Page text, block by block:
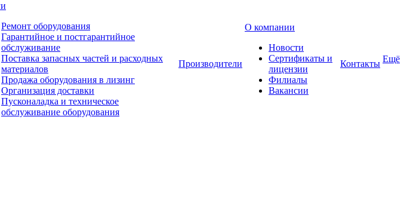
Ремонт оборудования
Гарантийное и постгарантийное
обслуживание
Поставка запасных частей и расходных
материалов
Продажа оборудования в лизинг
Организация доставки
Пусконаладка и техническое
обслуживание оборудования
Производители
О компании
Новости
Сертификаты и
лицензии
Филиалы
Вакансии
Контакты Ещё